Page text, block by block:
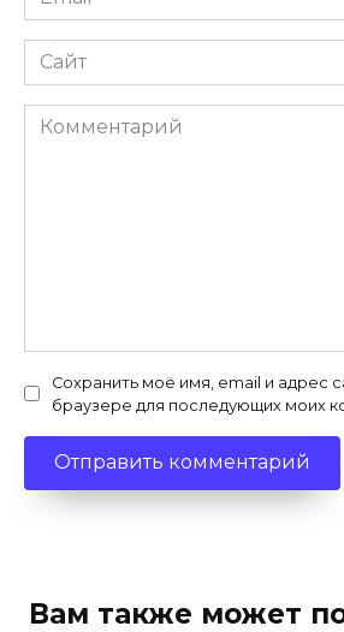
*
Сайт
Комментарий
Сохранить моё имя, email и адрес
браузере для последующих моих
Вам также может